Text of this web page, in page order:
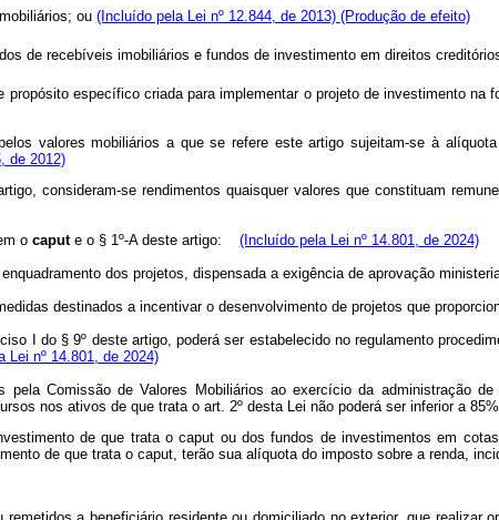
ou (Incluído pela Lei nº 12.844, de 2013) (Produção de efeito)
de recebíveis imobiliários e fundos de investimento em direitos
propósito específico criada para implementar o projeto de investimento
valores mobiliários a que se refere este artigo sujeitam-se à
de 2012)
consideram-se rendimentos quaisquer valores que constituam
o capute o § 1º-A deste artigo: (Incluído pela Lei nº 14.801, de 2024)
enquadramento dos projetos, dispensada a exigência de aprovação
destinados a incentivar o desenvolvimento de projetos que
I do § 9º deste artigo, poderá ser estabelecido no regulamento
Lei nº 14.801, de 2024)
pela Comissão de Valores Mobiliários ao exercício da administração
nos ativos de que trata o art. 2º desta Lei não poderá ser inferior a
de que trata o caput ou dos fundos de investimentos em
de que trata o caput, terão sua alíquota do imposto sobre a renda,